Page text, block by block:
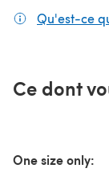
Qu'est-ce
Ce dont
One size only: